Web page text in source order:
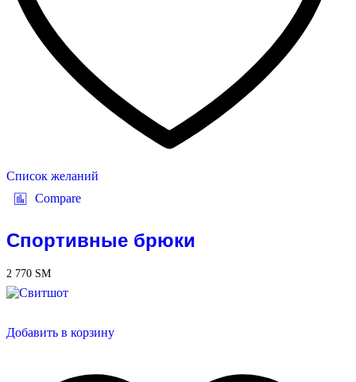
Список желаний
Compare
Спортивные брюки
2 770 ЅМ
Добавить в корзину